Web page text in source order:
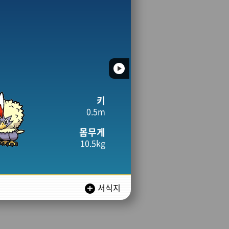
키
0.5m
몸무게
10.5kg
서식지